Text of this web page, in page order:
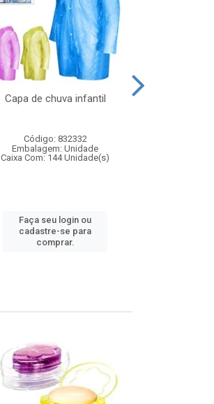
Capa de chuva infantil
Código: 832332
Embalagem: Unidade
Caixa Com: 144 Unidade(s)
Faça seu login ou
cadastre-se para
comprar.